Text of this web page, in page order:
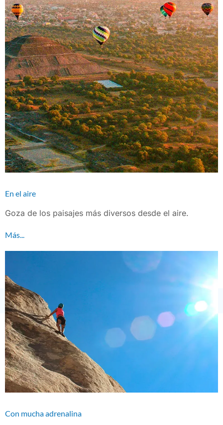
En el aire
Goza de los paisajes más diversos desde el aire.
Más...
Con mucha adrenalina